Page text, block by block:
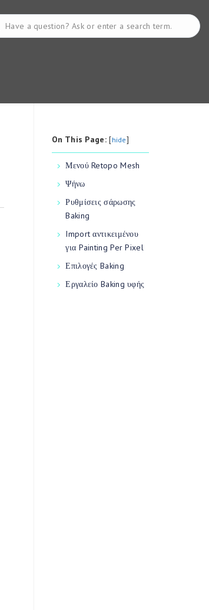
On This Page:[hide]
Μενού Retopo Mesh
Ψήνω
Ρυθμίσεις σάρωσης
Baking
Import αντικειμένου
για Painting Per Pixel
Επιλογές Baking
Εργαλείο Baking υφής